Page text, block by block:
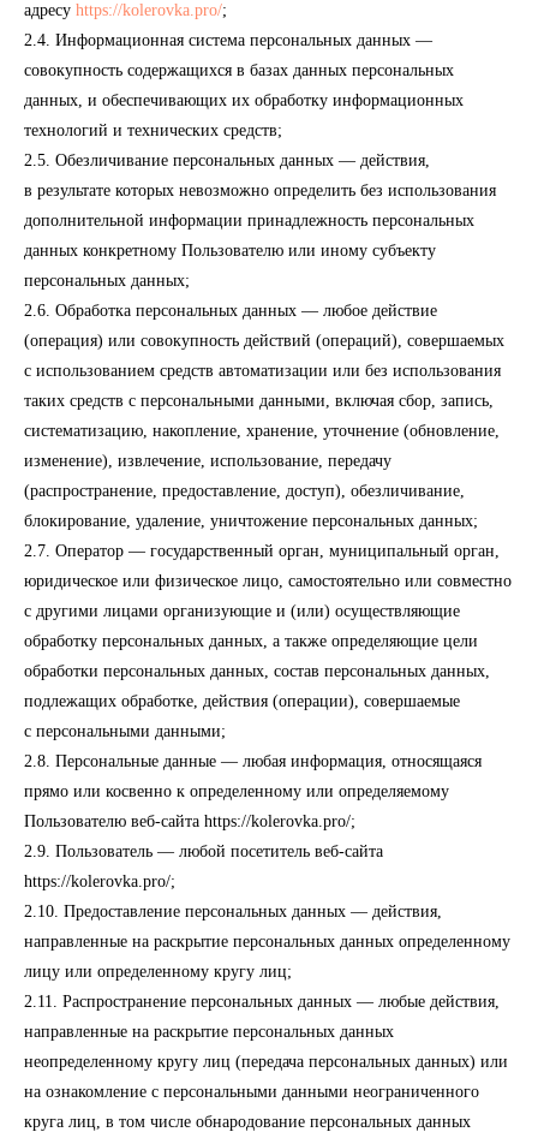
адресу https://kolerovka.pro/;
2.4. Информационная система персональных данных —
совокупность содержащихся в базах данных персональных
данных, и обеспечивающих их обработку информационных
технологий и технических средств;
2.5. Обезличивание персональных данных — действия,
в результате которых невозможно определить без использования
дополнительной информации принадлежность персональных
данных конкретному Пользователю или иному субъекту
персональных данных;
2.6. Обработка персональных данных — любое действие
(операция) или совокупность действий (операций), совершаемых
с использованием средств автоматизации или без использования
таких средств с персональными данными, включая сбор, запись,
систематизацию, накопление, хранение, уточнение (обновление,
изменение), извлечение, использование, передачу
(распространение, предоставление, доступ), обезличивание,
блокирование, удаление, уничтожение персональных данных;
2.7. Оператор — государственный орган, муниципальный орган,
юридическое или физическое лицо, самостоятельно или совместно
с другими лицами организующие и (или) осуществляющие
обработку персональных данных, а также определяющие цели
обработки персональных данных, состав персональных данных,
подлежащих обработке, действия (операции), совершаемые
с персональными данными;
2.8. Персональные данные — любая информация, относящаяся
прямо или косвенно к определенному или определяемому
Пользователю веб-сайта https://kolerovka.pro/;
2.9. Пользователь — любой посетитель веб-сайта
https://kolerovka.pro/;
2.10. Предоставление персональных данных — действия,
направленные на раскрытие персональных данных определенному
лицу или определенному кругу лиц;
2.11. Распространение персональных данных — любые действия,
направленные на раскрытие персональных данных
неопределенному кругу лиц (передача персональных данных) или
на ознакомление с персональными данными неограниченного
круга лиц, в том числе обнародование персональных данных